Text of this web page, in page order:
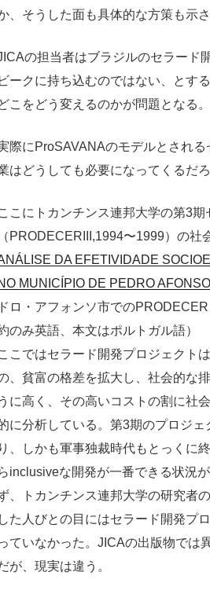
、そうした面も具体的な方策も示
の担当者はブラジルのセラード
ビークに持ち込むのではない、とす
こをどう変えるのかが問題となる。
際にProSAVANAのモデルとされ
はどうしても必要になってくるだろ
こにトカンチンス連邦大学の第3期
（PRODECERIII,1994〜1999）の社
DA EFETIVIDADE
MUNICÍPIO DE PEDRO
ドロ・アフォンソ市での
のみ英語、本文はポルトガル語）
こではセラード開発プロジェクト
、貧富の格差を拡大し、社会的な
うに高く、その高いコストの割に社
に分析している。第3期のプロジ
り、しかも軍事独裁時代もとっくに
inclusiveな開発が一番できる状況
、トカンチンス連邦大学の研究者
した人びとの目にはセラード開発プ
ていなかった。JICAの出版物では
が、現実は違う。